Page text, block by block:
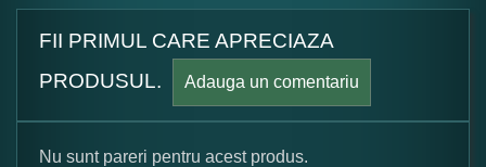
FII PRIMUL CARE APRECIAZA
PRODUSUL.
Adauga un comentariu
Nu sunt pareri pentru acest produs.